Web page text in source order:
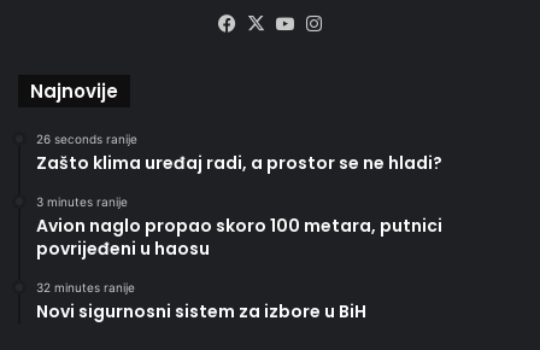
Facebook
X YouTube
Najnovije
26 seconds ranije
Zašto klima uređaj radi, a prostor se ne hladi?
3 minutes ranije
Avion naglo propao skoro 100 metara, putnici
povrijeđeni u haosu
32 minutes ranije
Novi sigurnosni sistem za izbore u BiH